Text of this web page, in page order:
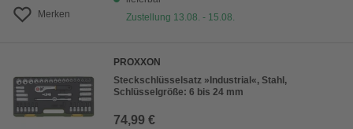
Merken
Zustellung 13.08. - 15.08.
PROXXON
Steckschlüsselsatz »Industrial«, Stahl,
Schlüsselgröße: 6 bis 24 mm
74,99 €